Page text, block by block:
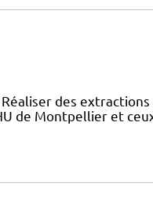
des
de Montpellier et